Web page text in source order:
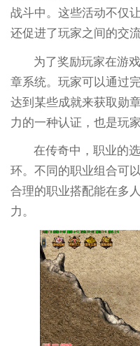
战斗中。这些活动不仅
还促进了玩家之间的交
为了奖励玩家在游
章系统。玩家可以通过
达到某些成就来获取勋
力的一种认证，也是玩
在传奇中，职业的
环。不同的职业组合可
合理的职业搭配能在多
力。